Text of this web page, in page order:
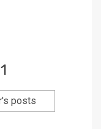
posts